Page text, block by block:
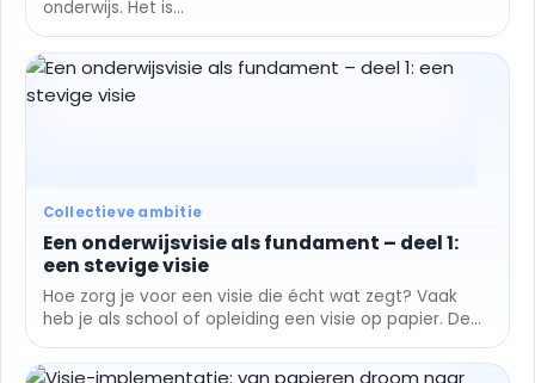
onderwijs. Het is...
Collectieve ambitie
Een onderwijsvisie als fundament – deel 1:
een stevige visie
Hoe zorg je voor een visie die écht wat zegt? Vaak
heb je als school of opleiding een visie op papier. De...